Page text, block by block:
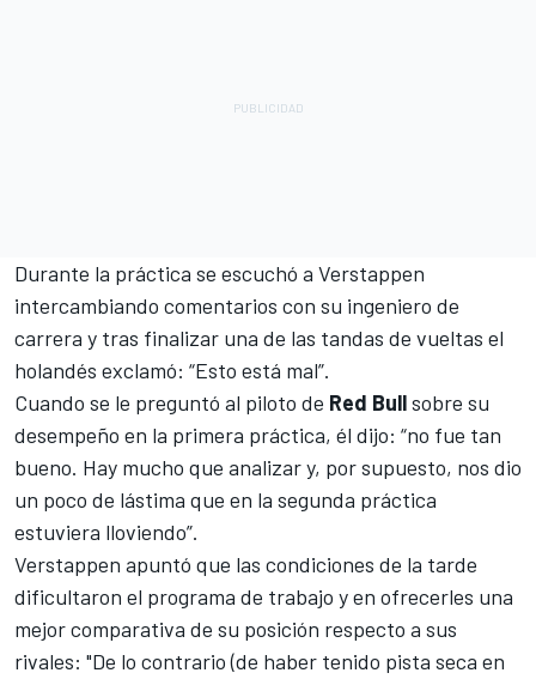
Durante la práctica se escuchó a Verstappen
intercambiando comentarios con su ingeniero de
carrera y tras finalizar una de las tandas de vueltas el
holandés exclamó: “Esto está mal”.
Cuando se le preguntó al piloto de Red Bullsobre su
desempeño en la primera práctica, él dijo: “no fue tan
bueno. Hay mucho que analizar y, por supuesto, nos dio
un poco de lástima que en la segunda práctica
estuviera lloviendo”.
Verstappen apuntó que las condiciones de la tarde
dificultaron el programa de trabajo y en ofrecerles una
mejor comparativa de su posición respecto a sus
rivales: "De lo contrario (de haber tenido pista seca en